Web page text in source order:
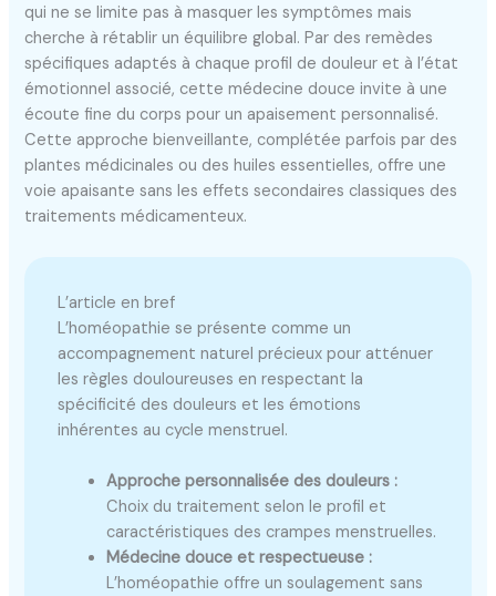
qui ne se limite pas à masquer les symptômes mais
cherche à rétablir un équilibre global. Par des remèdes
spécifiques adaptés à chaque profil de douleur et à l’état
émotionnel associé, cette médecine douce invite à une
écoute fine du corps pour un apaisement personnalisé.
Cette approche bienveillante, complétée parfois par des
plantes médicinales ou des huiles essentielles, offre une
voie apaisante sans les effets secondaires classiques des
traitements médicamenteux.
L’article en bref
L’homéopathie se présente comme un
accompagnement naturel précieux pour atténuer
les règles douloureuses en respectant la
spécificité des douleurs et les émotions
inhérentes au cycle menstruel.
Approche personnalisée des douleurs :
Choix du traitement selon le profil et
caractéristiques des crampes menstruelles.
Médecine douce et respectueuse :
L’homéopathie offre un soulagement sans